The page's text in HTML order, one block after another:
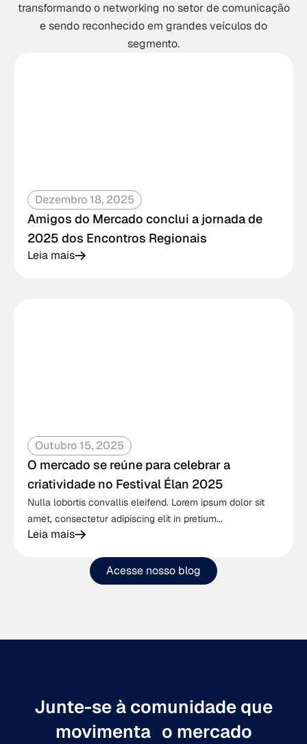
transformando o networking no setor de comunicação
e sendo reconhecido em grandes veículos do
segmento.
Dezembro 18, 2025
Amigos do Mercado conclui a jornada de
2025 dos Encontros Regionais
Leia mais
Outubro 15, 2025
O mercado se reúne para celebrar a
criatividade no Festival Élan 2025
Nulla lobortis convallis eleifend. Lorem ipsum dolor sit
amet, consectetur adipiscing elit in pretium...
Leia mais
Acesse nosso blog
Junte-se à comunidade que
movimenta o mercado